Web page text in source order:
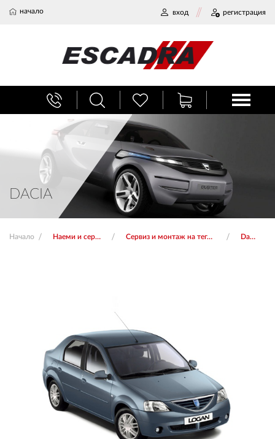
начало вход регистрация
DACIA
Начало Наеми и сервиз Сервиз и монтаж на тегличи Dacia
БАГАЖНИЦИ
ТЕГЛИЧ ЗА КОЛА
ВЕРИГИ ЗА СНЯГ
ХЛАДИЛНИ ЧАНТИ
Любими
0 продукта
Количка
0 продукта